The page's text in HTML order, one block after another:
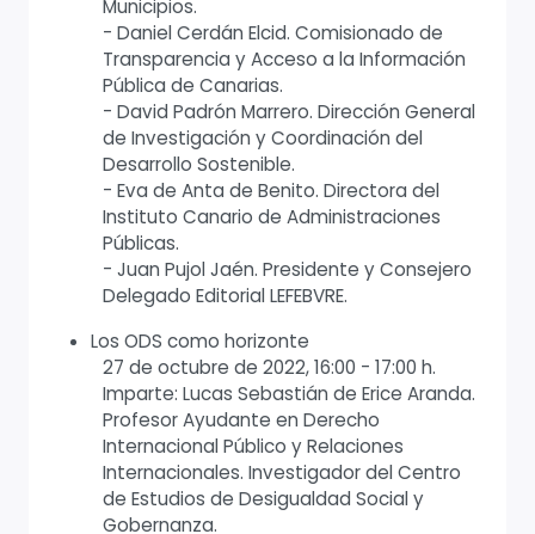
Municipios.
- Daniel Cerdán Elcid. Comisionado de
Transparencia y Acceso a la Información
Pública de Canarias.
- David Padrón Marrero. Dirección General
de Investigación y Coordinación del
Desarrollo Sostenible.
- Eva de Anta de Benito. Directora del
Instituto Canario de Administraciones
Públicas.
- Juan Pujol Jaén. Presidente y Consejero
Delegado Editorial LEFEBVRE.
Los ODS como horizonte
27 de octubre de 2022, 16:00 - 17:00 h.
Imparte: Lucas Sebastián de Erice Aranda.
Profesor Ayudante en Derecho
Internacional Público y Relaciones
Internacionales. Investigador del Centro
de Estudios de Desigualdad Social y
Gobernanza.